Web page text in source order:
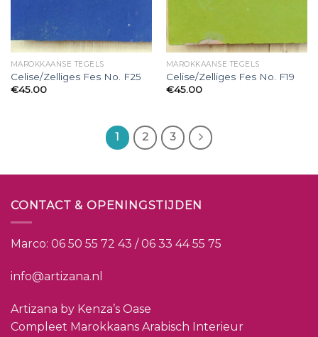
MAROKKAANSE TEGELS
Celise/Zelliges Fes No. F25
€45.00
MAROKKAANSE TEGELS
Celise/Zelliges Fes No. F19
€45.00
1 2 3
CONTACT & OPENINGSTIJDEN
Marco: 06 50 55 72 43 / 06 33 44 55 75
info@artizana.nl
Artizana by Kenza’s Oase
Compleet Marokkaans Arabisch Interieur